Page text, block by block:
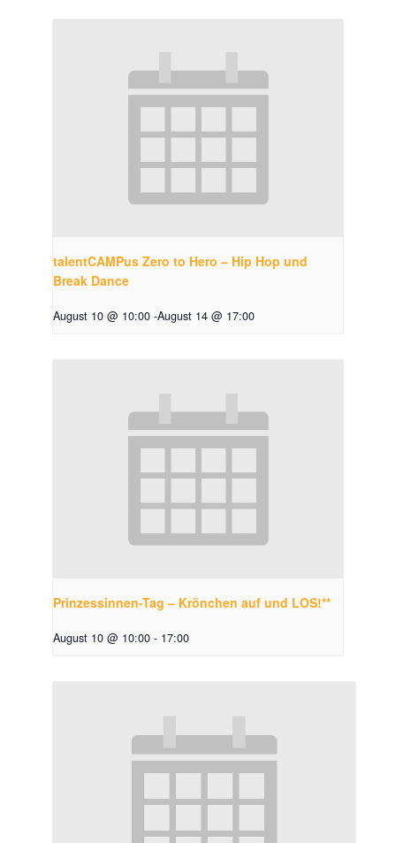
talentCAMPus Zero to Hero – Hip Hop und
Break Dance
August 10 @ 10:00 -August 14 @ 17:00
Prinzessinnen-Tag – Krönchen auf und LOS!**
August 10 @ 10:00 - 17:00